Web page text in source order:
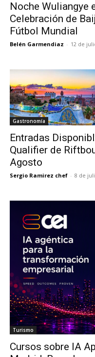
Noche Wuliangye
Celebración de
Fútbol Mundial
Belén Garmendiaz - 12 de
Gastronomía
Entradas
Qualifier de
Agosto
Sergio Ramirez chef - 8 de
Turismo
Cursos sobre IA